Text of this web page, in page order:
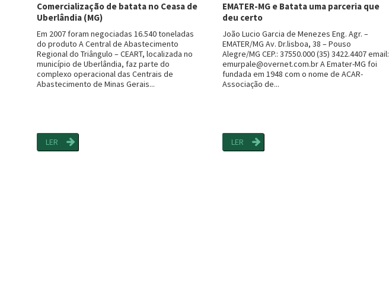
Comercialização de batata no Ceasa de
Uberlândia (MG)
Em 2007 foram negociadas 16.540 toneladas
do produto A Central de Abastecimento
Regional do Triângulo – CEART, localizada no
município de Uberlândia, faz parte do
complexo operacional das Centrais de
Abastecimento de Minas Gerais...
LER
EMATER-MG e Batata uma parceria que
deu certo
João Lucio Garcia de Menezes Eng. Agr. –
EMATER/MG Av. Dr.lisboa, 38 – Pouso
Alegre/MG CEP.: 37550.000 (35) 3422.4407 email:
emurpale@overnet.com.br A Emater-MG foi
fundada em 1948 com o nome de ACAR-
Associação de...
LER